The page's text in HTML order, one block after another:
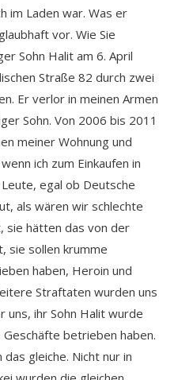
im Laden war. Was er
vor. Wie Sie
Sohn Halit am 6. April
Straße 82 durch zwei
Er verlor in meinen Armen
Sohn. Von 2006 bis 2011
meiner Wohnung und
ich zum Einkaufen in
egal ob Deutsche
als wären wir schlechte
sie hätten das von der
sie sollen krumme
haben, Heroin und
Straftaten wurden uns
uns, ihr Sohn Halit wurde
betrieben haben.
gleiche. Nicht nur in